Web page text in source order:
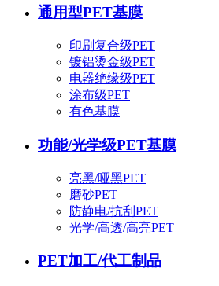
通用型PET基膜
印刷复合级PET
镀铝烫金级PET
电器绝缘级PET
涂布级PET
有色基膜
功能/光学级PET基膜
亮黑/哑黑PET
磨砂PET
防静电/抗刮PET
光学/高透/高亮PET
PET加工/代工制品